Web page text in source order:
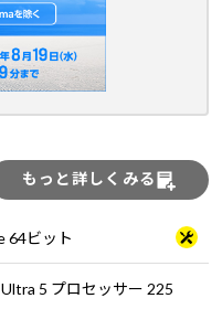
もっと詳しくみる
64ビット
5 プロセッサー 225